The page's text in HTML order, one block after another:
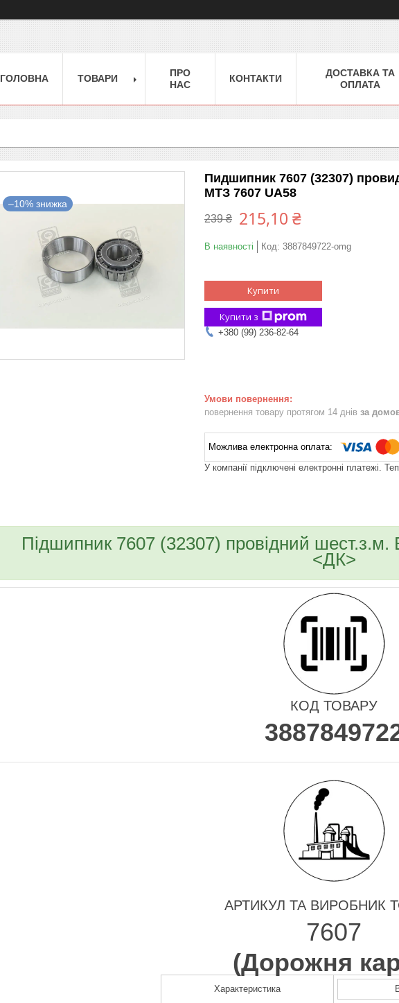
ГОЛОВНА ТОВАРИ
ПРО
НАС
КОНТАКТИ
ДОСТАВКА ТА
ОПЛАТА
–10%
Пидшипник 7607 (32307)
МТЗ 7607 UA58
239 ₴ 215,10 ₴
В наявності Код: 3887849722-omg
Купити
Купити з
+380 (99) 236-82-64
повернення товару протягом 14 днів за
У компанії підключені електронні платежі.
Підшипник 7607 (32307) провідний
<ДК>
КОД ТОВАРУ
АРТИКУЛ ТА ВИРОБНИК
7607
(Дорожня
Характеристика